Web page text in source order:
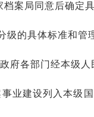
案局同意后确定具
的具体标准和管
各部门经本级
业建设列入本级